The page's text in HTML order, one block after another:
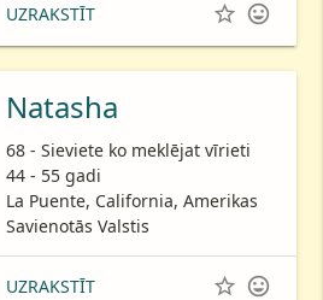
UZRAKSTĪT  
Natasha
68 - Sieviete ko meklējat vīrieti
44 - 55 gadi
La Puente, California, Amerikas
Savienotās Valstis
UZRAKSTĪT  